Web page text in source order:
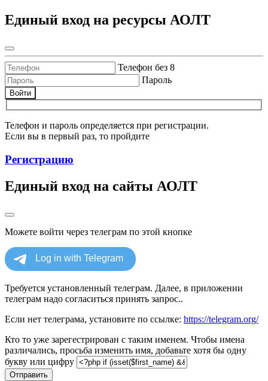
Единый вход на ресурсы АОЛТ
Телефон без 8
Пароль
Войти
Телефон и пароль определяется при регистрации.
Если вы в первый раз, то пройдите
Регистрацию
Единый вход на сайты АОЛТ
Можете войти через телеграм по этой кнопке
Требуется установленный телеграм. Далее, в приложении
телеграм надо согласиться принять запрос..
Если нет телеграма, установите по ссылке: https://telegram.org/
Кто то уже зарегестрирован с таким именем. Чтобы имена
различались, просьба изменить имя, добавьте хотя бы одну
букву или цифру
Отправить